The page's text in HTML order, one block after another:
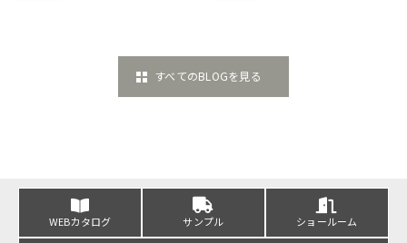
すべてのBLOGを見る
WEBカタログ サンプル ショールーム